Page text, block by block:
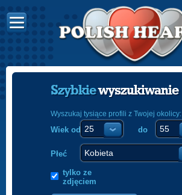
Szybkiewyszukiwanie
Wyszukaj tysiące profili z Twojej okolicy:
Wiek od do
Płeć
tylko ze
zdjęciem